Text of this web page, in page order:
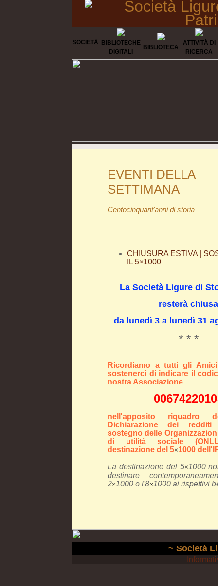
Società
SOCIETÀ
BIBLIOTECHE
DIGITALI
BIBLIOTECA
ATTIVITÀ DI
RICERCA
EVENTI DELLA
SETTIMANA
Centocinquant'anni di storia
CHIUSURA ESTIVA |
IL 5×1000
La Società Ligure di
resterà chiusa
da lunedì 3 a lunedì 31
* * *
Ricordiamo a tutti gli
sostenerci di indicare il
nostra Associazione
nell'apposito riquadro
Dichiarazione dei
sostegno delle
di utilità sociale
destinazione del 5×1000
La destinazione del 5×1000
destinare
2×1000 o l'8×1000 ai rispettivi
~ Società